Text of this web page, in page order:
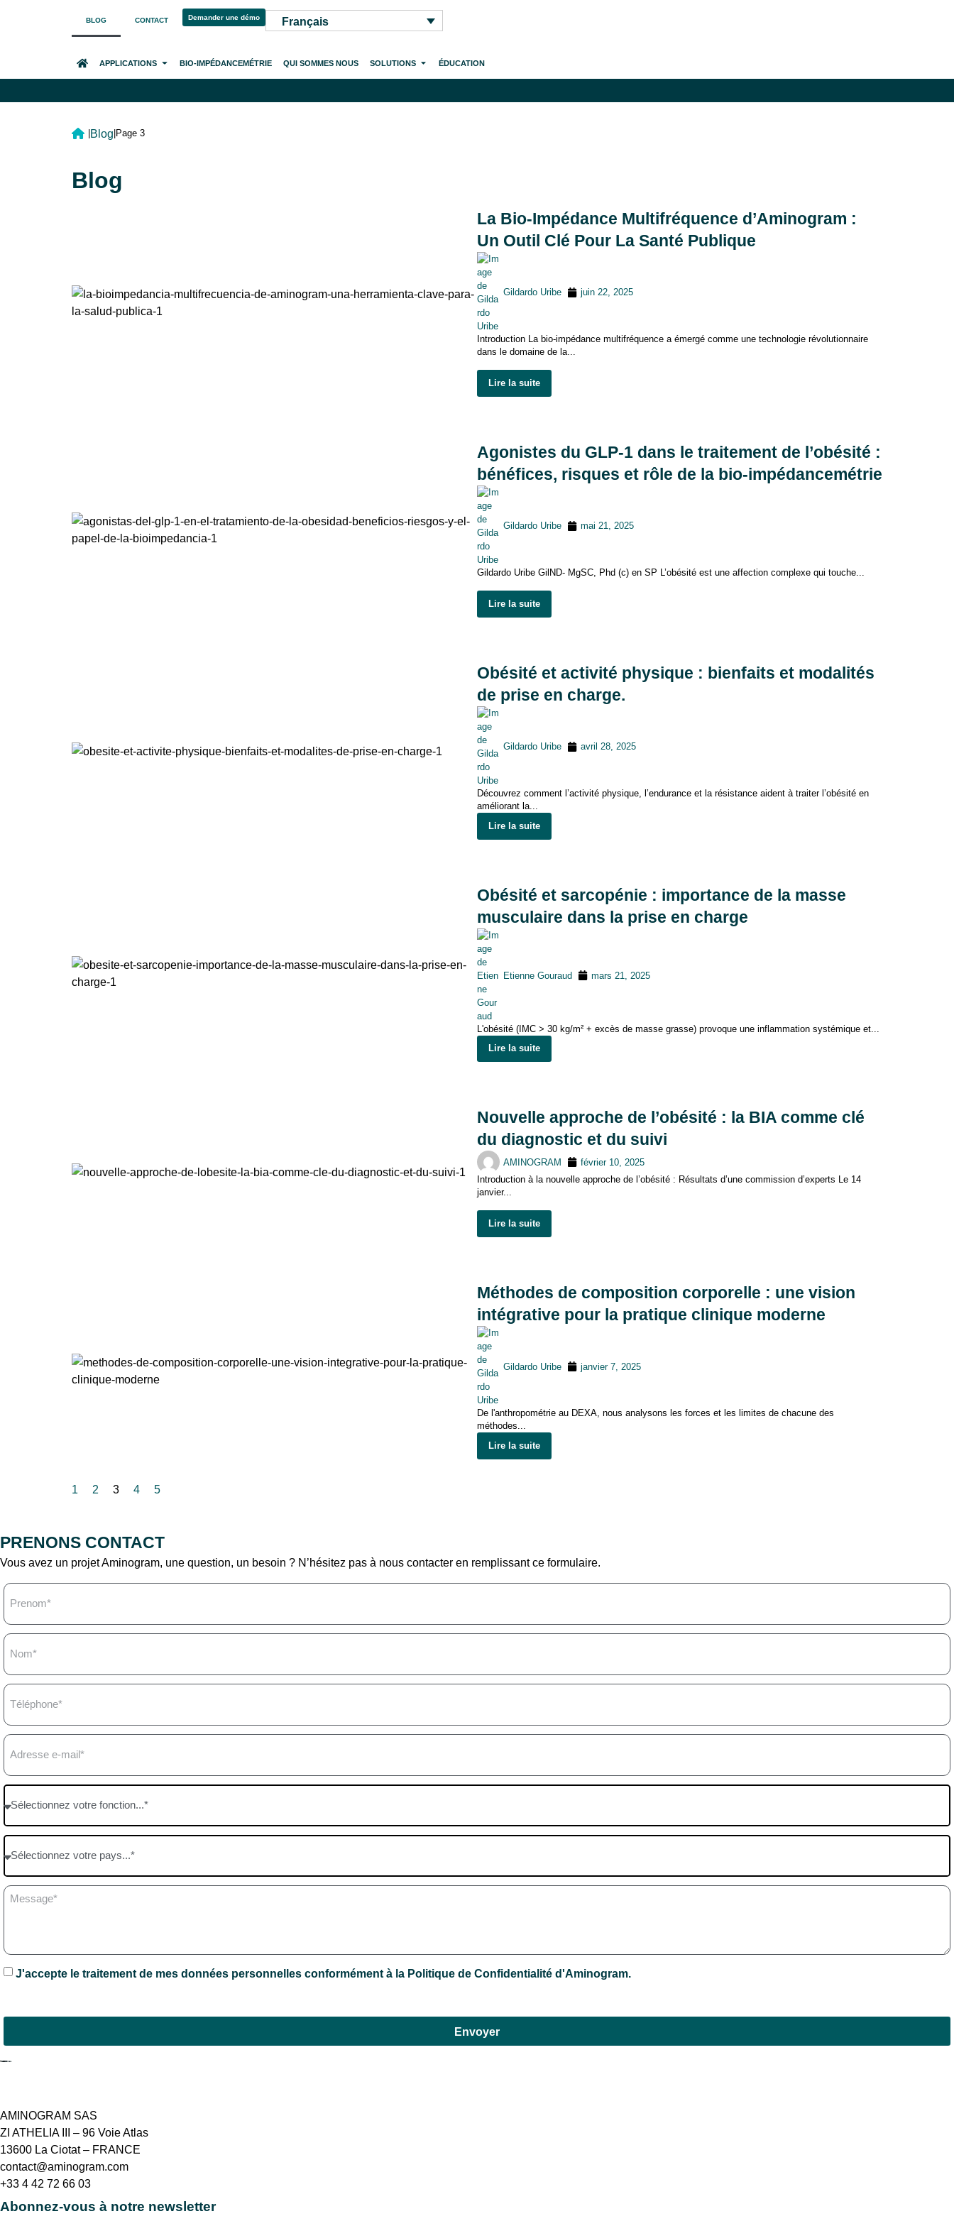
BLOG CONTACT Demander une démo Français
ACCUEILAPPLICATIONS BIO-IMPÉDANCEMÉTRIE QUI SOMMES NOUS SOLUTIONS ÉDUCATION
Blog Page 3
Blog
La Bio-Impédance Multifréquence d’Aminogram :
Un Outil Clé Pour La Santé Publique
Gildardo Uribe juin 22, 2025
Introduction La bio-impédance multifréquence a émergé comme une technologie révolutionnaire
dans le domaine de la...
Lire la suite
Agonistes du GLP-1 dans le traitement de l’obésité :
bénéfices, risques et rôle de la bio-impédancemétrie
Gildardo Uribe mai 21, 2025
Gildardo Uribe GilND- MgSC, Phd (c) en SP L’obésité est une affection complexe qui touche...
Lire la suite
Obésité et activité physique : bienfaits et modalités
de prise en charge.
Gildardo Uribe avril 28, 2025
Découvrez comment l’activité physique, l’endurance et la résistance aident à traiter l’obésité en
améliorant la...
Lire la suite
Obésité et sarcopénie : importance de la masse
musculaire dans la prise en charge
Etienne Gouraud mars 21, 2025
L'obésité (IMC > 30 kg/m² + excès de masse grasse) provoque une inflammation systémique et...
Lire la suite
Nouvelle approche de l’obésité : la BIA comme clé
du diagnostic et du suivi
AMINOGRAM
février 10, 2025
Introduction à la nouvelle approche de l’obésité : Résultats d’une commission d’experts Le 14
janvier...
Lire la suite
Méthodes de composition corporelle : une vision
intégrative pour la pratique clinique moderne
Gildardo Uribe janvier 7, 2025
De l'anthropométrie au DEXA, nous analysons les forces et les limites de chacune des
méthodes...
Lire la suite
1 2 3 4 5
PRENONS CONTACT
Vous avez un projet Aminogram, une question, un besoin ? N’hésitez pas à nous contacter en remplissant ce formulaire.
J'accepte le traitement de mes données personnelles conformément à la Politique de Confidentialité d'Aminogram.
Envoyer
AMINOGRAM SAS
ZI ATHELIA III – 96 Voie Atlas
13600 La Ciotat – FRANCE
contact@aminogram.com
+33 4 42 72 66 03
Abonnez-vous à notre newsletter